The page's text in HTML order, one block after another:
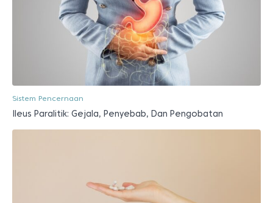
Sistem Pencernaan
Ileus Paralitik: Gejala, Penyebab, Dan Pengobatan